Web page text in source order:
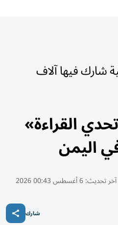
شارك فيها آلاف
القراءة»
اليمن
آخر تحديث:6 أغسطس 00:43 2026
شارك